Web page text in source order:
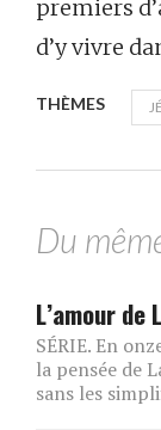
premiers
d’y vivre
THÈMES
Du
L’amour de
SÉRIE. En
la pensée de
sans les